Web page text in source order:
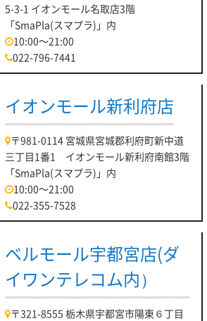
5-3-1 イオンモール名取店3階
「SmaPla(スマプラ)」内
10:00～21:00
022-796-7441
イオンモール新利府店
〒981-0114 宮城県宮城郡利府町新中道
三丁目1番1 イオンモール新利府南館3階
「SmaPla(スマプラ)」内
10:00～21:00
022-355-7528
ベルモール宇都宮店(ダ
イワンテレコム内）
〒321-8555 栃木県宇都宮市陽東６丁目